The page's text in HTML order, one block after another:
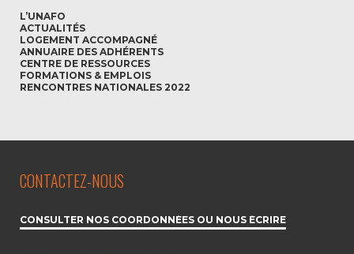
L’UNAFO
ACTUALITÉS
LOGEMENT ACCOMPAGNÉ
ANNUAIRE DES ADHÉRENTS
CENTRE DE RESSOURCES
FORMATIONS & EMPLOIS
RENCONTRES NATIONALES 2022
CONTACTEZ-NOUS
CONSULTER NOS COORDONNÉES OU NOUS ÉCRIRE